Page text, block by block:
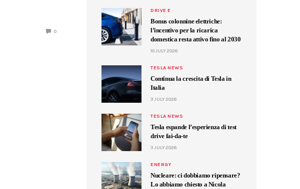
0
DRIVE E
Bonus colonnine elettriche:
l’incentivo per la ricarica
domestica resta attivo fino al 2030
10 JULY 2026
TESLA NEWS
Continua la crescita di Tesla in
Italia
3 JULY 2026
TESLA NEWS
Tesla espande l’esperienza di test
drive fai-da-te
3 JULY 2026
ENERGY
Nucleare: ci dobbiamo ripensare?
Lo abbiamo chiesto a Nicola